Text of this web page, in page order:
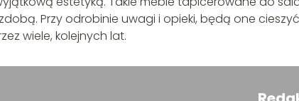
Przy odrobinie uwagi i opieki, będą one
wiele, kolejnych lat.